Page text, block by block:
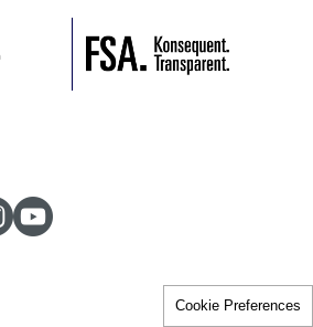
Cookie Preferences